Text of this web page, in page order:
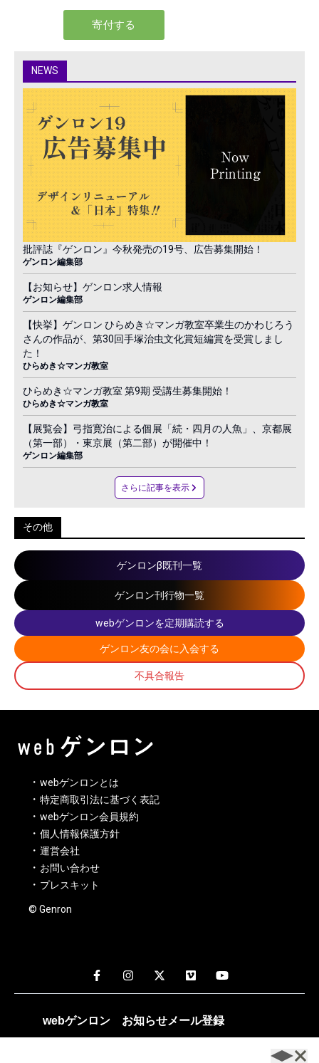
NEWS
批評誌『ゲンロン』今秋発売の19号、広告募集開始！
ゲンロン編集部
【お知らせ】ゲンロン求人情報
ゲンロン編集部
【快挙】ゲンロン ひらめき☆マンガ教室卒業生のかわじろう
さんの作品が、第30回手塚治虫文化賞短編賞を受賞しまし
た！
ひらめき☆マンガ教室
ひらめき☆マンガ教室 第9期 受講生募集開始！
ひらめき☆マンガ教室
【展覧会】弓指寛治による個展「続・四月の人魚」、京都展
（第一部）・東京展（第二部）が開催中！
ゲンロン編集部
さらに記事を表示
その他
ゲンロンβ既刊一覧
ゲンロン刊行物一覧
webゲンロンを定期購読する
ゲンロン友の会に入会する
不具合報告
webゲンロンとは
特定商取引法に基づく表記
webゲンロン会員規約
個人情報保護方針
運営会社
お問い合わせ
プレスキット
© Genron
webゲンロン お知らせメール登録